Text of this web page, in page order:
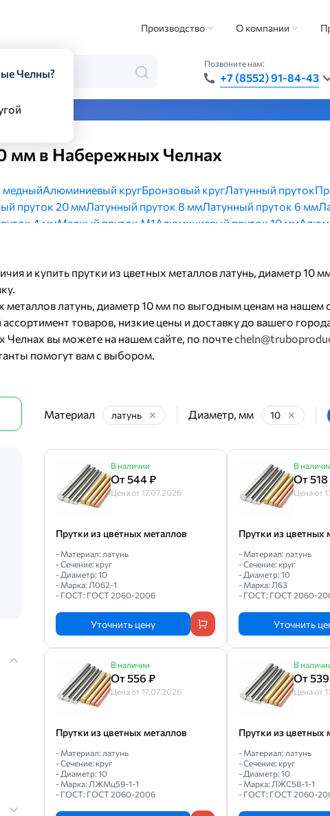
Челны?
Производство О компании
Позвоните нам:
+7 (8552) 91-84-43
Прутки из цветных металлов латунь,
— быстро, точно, везде
мм в Набережных Челнах
медныйАлюминиевый кругБронзовый кругЛатунный пруток
пруток 20 ммЛатунный пруток 8 ммЛатунный пруток 6 мм
4 ммМедный пруток М1Алюминиевый пруток 10 мм
и купить прутки из цветных металлов латунь, диаметр
металлов латунь, диаметр 10 мм по выгодным ценам на нашем
товаров, низкие цены и доставку до вашего
вы можете на нашем сайте, по почте
помогут вам с выбором.
Материал латунь Диаметр, мм 10
В наличии
От 544 ₽
Цена от 17.07.2026
Прутки из цветных металлов
- Материал: латунь
- Сечение: круг
- Диаметр: 10
- Марка: Л062-1
- ГОСТ: ГОСТ 2060-2006
Уточнить цену
В
От 518
Цена от
Прутки из цветных
- Материал: латунь
- Сечение: круг
- Диаметр: 10
- Марка: Л63
- ГОСТ: ГОСТ 2060-
Уточнить
В наличии
От 556 ₽
Цена от 17.07.2026
Прутки из цветных металлов
- Материал: латунь
- Сечение: круг
- Диаметр: 10
- Марка: ЛЖМц59-1-1
- ГОСТ: ГОСТ 2060-2006
В
От
Цена от
Прутки из цветных
- Материал: латунь
- Сечение: круг
- Диаметр: 10
- Марка: ЛЖС58-1-1
- ГОСТ: ГОСТ 2060-